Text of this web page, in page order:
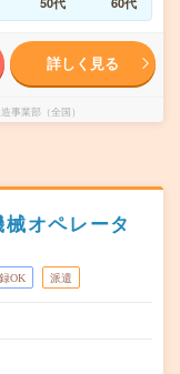
詳しく見る
事業部（全国）
オペレータ
OK 派遣